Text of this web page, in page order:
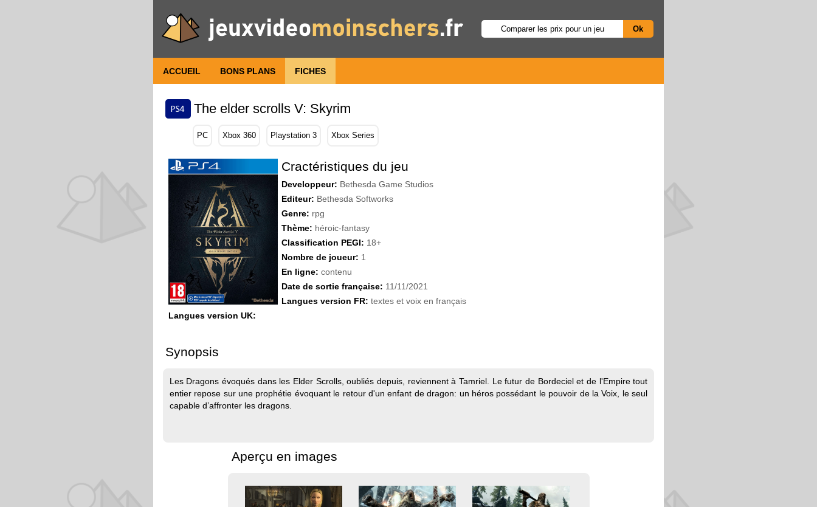
ACCUEIL BONS PLANS FICHES
The elder scrolls V: Skyrim
PC Xbox 360 Playstation 3 Xbox Series
Cractéristiques du jeu
Developpeur: Bethesda Game Studios
Editeur: Bethesda Softworks
Genre: rpg
Thème: héroic-fantasy
Classification PEGI: 18+
Nombre de joueur: 1
En ligne: contenu
Date de sortie française: 11/11/2021
Langues version FR: textes et voix en français
Langues version UK:
Synopsis
Les Dragons évoqués dans les Elder Scrolls, oubliés depuis, reviennent à Tamriel. Le futur de Bordeciel et de l'Empire tout
entier repose sur une prophétie évoquant le retour d'un enfant de dragon: un héros possédant le pouvoir de la Voix, le seul
capable d’affronter les dragons.
Aperçu en images